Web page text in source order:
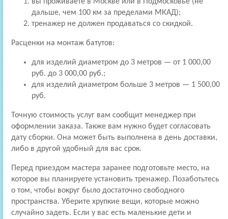
дальше, чем 100 км за пределами МКАД);
тренажер не должен продаваться со скидкой.
Расценки на монтаж батутов:
для изделий диаметром до 3 метров — от 1 000,00
руб. до 3 000,00 руб.;
для изделий диаметром больше 3 метров — 1 500,00
руб.
Точную стоимость услуг вам сообщит менеджер при
оформлении заказа. Также вам нужно будет согласовать
дату сборки. Она может быть выполнена в день доставки,
либо в другой удобный для вас срок.
Перед приездом мастера заранее подготовьте место, на
которое вы планируете установить тренажер. Позаботьтесь
о том, чтобы вокруг было достаточно свободного
пространства. Уберите хрупкие вещи, которые можно
случайно задеть. Если у вас есть маленькие дети и